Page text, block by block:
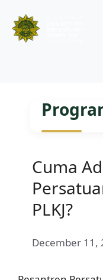
Cuma
PLKJ?
December 11,